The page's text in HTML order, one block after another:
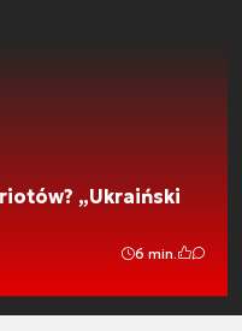
„Ukraiński
6 min.